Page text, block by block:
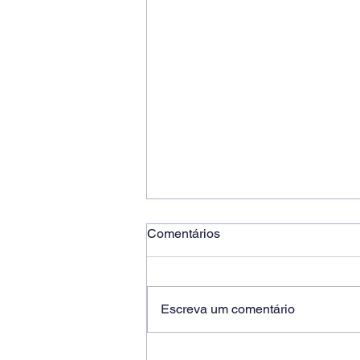
Comentários
Escreva um comentário